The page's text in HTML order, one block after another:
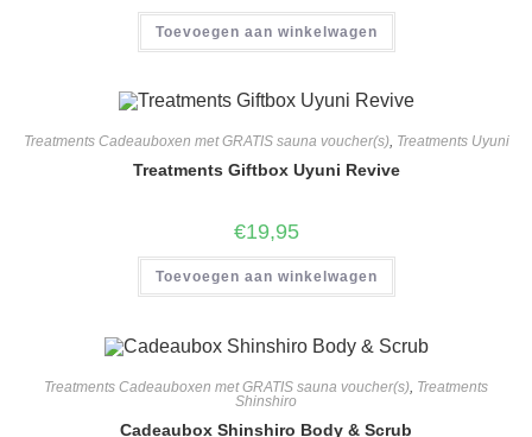
Toevoegen aan winkelwagen
Treatments Cadeauboxen met GRATIS sauna voucher(s), Treatments Uyuni
Treatments Giftbox Uyuni Revive
€19,95
Toevoegen aan winkelwagen
Treatments Cadeauboxen met GRATIS sauna voucher(s) Treatments
Shinshiro
Cadeaubox Shinshiro Body & Scrub